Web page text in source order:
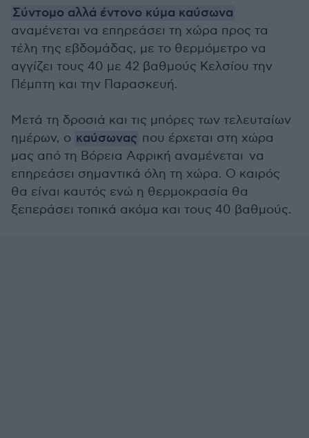
Σύντομο αλλά έντονο κύμα καύσωνα
αναμένεται να επηρεάσει τη χώρα προς τα
τέλη της εβδομάδας, με το θερμόμετρο να
αγγίζει τους 40 με 42 βαθμούς Κελσίου την
Πέμπτη και την Παρασκευή.
Μετά τη δροσιά και τις μπόρες των τελευταίων
ημέρων, ο καύσωνας που έρχεται στη χώρα
μας από τη Βόρεια Αφρική αναμένεται να
επηρεάσει σημαντικά όλη τη χώρα. Ο καιρός
θα είναι καυτός ενώ η θερμοκρασία θα
ξεπεράσει τοπικά ακόμα και τους 40 βαθμούς.